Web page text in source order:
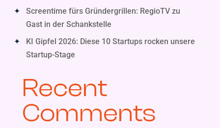
Screentime fürs Gründergrillen: RegioTV zu
Gast in der Schankstelle
KI Gipfel 2026: Diese 10 Startups rocken unsere
Startup-Stage
Recent
Comments